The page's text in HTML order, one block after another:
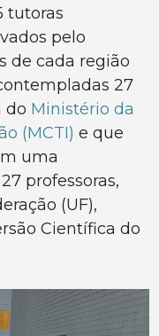
tutoras
pelo
de cada região
27
do Ministério da
(MCTI) e que
uma
professoras,
(UF),
Científica do